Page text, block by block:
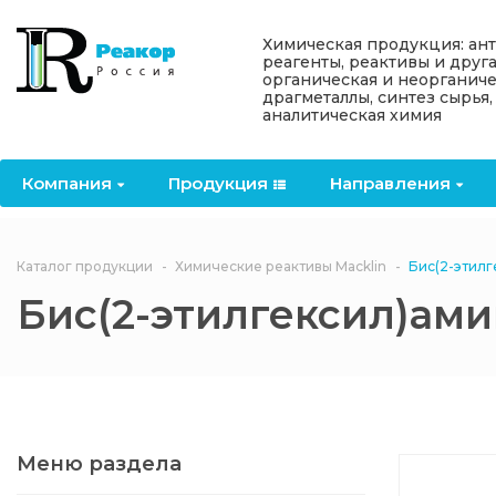
Компания Продукция Направления
Назад
Компания
Лицензии
Документы
Филиалы
Назад
Продукция
OceanСhem
Антипирены
антипирены
Химические реагенты
3ASenrise
Назад
Направления
Отвердители
Назад
Информация
Акции
Политика
конфиденциальности
Химическая продукция:
реагенты, реактивы и
органическая и
драгметаллы, синтез сырья,
аналитическая химия
Каталог продукции Химические реактивы Macklin Бис(2-
Бис(2-
Меню раздела